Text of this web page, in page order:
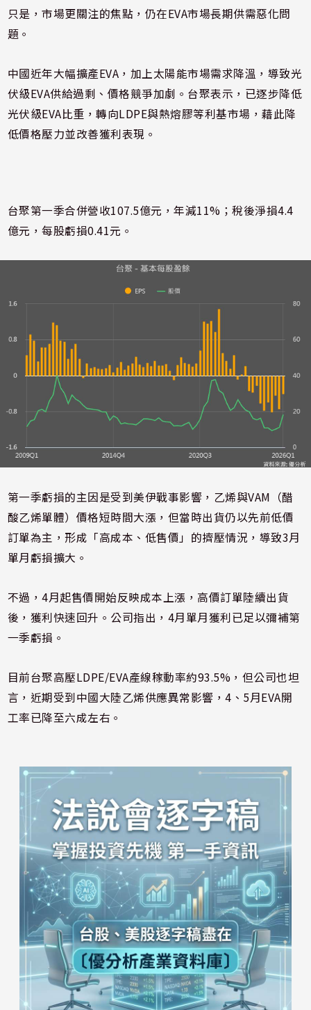
只是，市場更關注的焦點，仍在EVA市場長期供需惡化問
題。
中國近年大幅擴產EVA，加上太陽能市場需求降溫，導致光
伏級EVA供給過剩、價格競爭加劇。 台聚表示，已逐步降低
光伏級EVA比重，轉向LDPE與熱熔膠等利基市場，藉此降
低價格壓力並改善獲利表現。
台聚第一季合併營收107.5億元，年減11%；稅後淨損4.4
億元，每股虧損0.41元。
第一季虧損的主因是受到美伊戰事影響，乙烯與VAM（醋
酸乙烯單體）價格短時間大漲，但當時出貨仍以先前低價
訂單為主，形成「高成本、低售價」的擠壓情況，導致3月
單月虧損擴大。
不過，4月起售價開始反映成本上漲，高價訂單陸續出貨
後，獲利快速回升。公司指出，4月單月獲利已足以彌補第
一季虧損。
目前台聚高壓LDPE/EVA產線稼動率約93.5%，但公司也坦
言，近期受到中國大陸乙烯供應異常影響，4、5月EVA開
工率已降至六成左右。